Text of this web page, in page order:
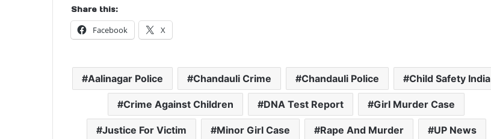
Share this:
Facebook X
Aalinagar Police Chandauli Crime Chandauli Police Child Safety India
Crime Against Children DNA Test Report Girl Murder Case
Justice For Victim Minor Girl Case Rape And Murder UP News